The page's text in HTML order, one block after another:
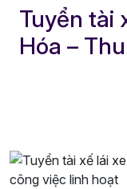
Tuyển tài
Hóa –